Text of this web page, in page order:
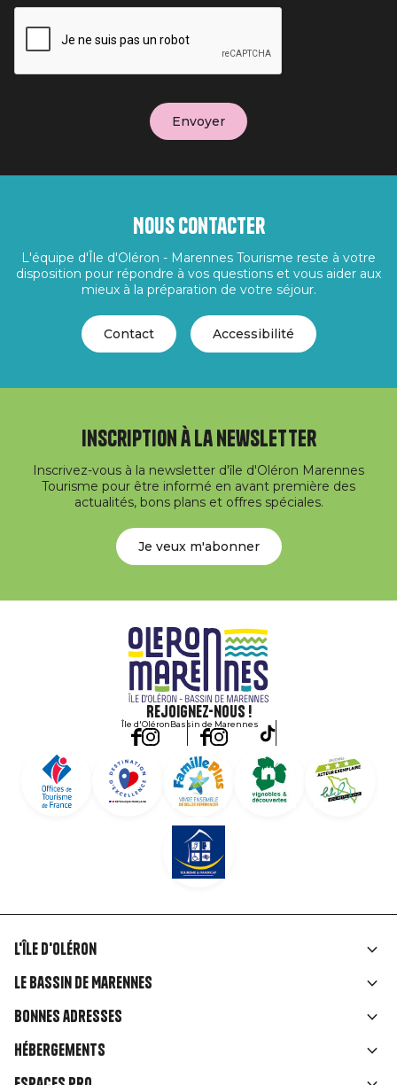
Nous contacter
L'équipe d'Île d'Oléron - Marennes Tourisme reste à votre
disposition pour répondre à vos questions et vous aider aux
mieux à la préparation de votre séjour.
Contact Accessibilité
Inscription à la newsletter
Inscrivez-vous à la newsletter d'île d'Oléron Marennes
Tourisme pour être informé en avant première des
actualités, bons plans et offres spéciales.
Je veux m'abonner
Rejoignez-nous !
Île d'OléronBassin de Marennes
Liens
rubriques
L'île d'Oléron
Le Bassin de Marennes
Bonnes adresses
Hébergements